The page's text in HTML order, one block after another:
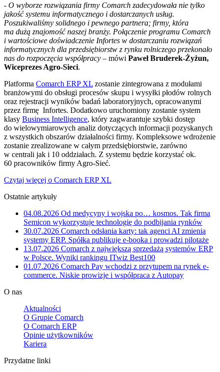
- O wyborze rozwiązania firmy Comarch zadecydowała nie tylko
jakość systemu informatycznego i dostarczanych usług.
Poszukiwaliśmy solidnego i pewnego partnera; firmy, która
ma dużą znajomość naszej branży. Połączenie programu Comarch
i wartościowe doświadczenie Infortes w dostarczaniu rozwiązań
informatycznych dla przedsiębiorstw z rynku rolniczego przekonało
nas do rozpoczęcia współpracy – mówi Paweł Bruderek-Żyżun,
Wiceprezes Agro-Sieci.
Platforma Comarch ERP XL zostanie zintegrowana z modułami
branżowymi do obsługi procesów skupu i wysyłki płodów rolnych
oraz rejestracji wyników badań laboratoryjnych, opracowanymi
przez firmę Infortes. Dodatkowo uruchomiony zostanie system
klasy Business Intelligence, który zagwarantuje szybki dostęp
do wielowymiarowych analiz dotyczących informacji pozyskanych
z wszystkich obszarów działalności firmy. Kompleksowe wdrożenie
zostanie zrealizowane w całym przedsiębiorstwie, zarówno
w centrali jak i 10 oddziałach. Z systemu będzie korzystać ok.
60 pracowników firmy Agro-Sieć.
Czytaj więcej o Comarch ERP XL
Ostatnie artykuły
04.08.2026 Od medycyny i wojska po… kosmos. Tak firma
Semicon wykorzystuje technologię do podbijania rynków
30.07.2026 Comarch odsłania karty: tak agenci AI zmienią
systemy ERP. Spółka publikuje e-booka i prowadzi pilotaże
13.07.2026 Comarch z największą sprzedażą systemów ERP
w Polsce. Wyniki rankingu ITwiz Best100
01.07.2026 Comarch Pay wchodzi z przytupem na rynek e-
commerce. Niskie prowizje i współpraca z Autopay
O nas
Aktualności
O Grupie Comarch
O Comarch ERP
Opinie użytkowników
Kariera
Przydatne linki